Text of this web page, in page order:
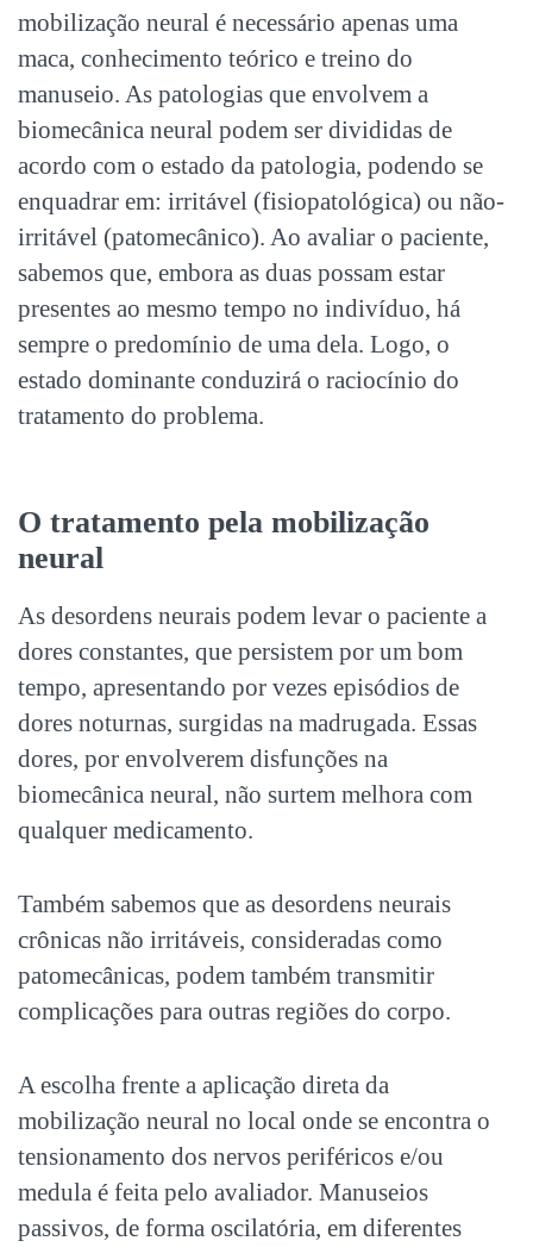
mobilização neural é necessário apenas uma
maca, conhecimento teórico e treino do
manuseio. As patologias que envolvem a
biomecânica neural podem ser divididas de
acordo com o estado da patologia, podendo se
enquadrar em: irritável (fisiopatológica) ou não-
irritável (patomecânico). Ao avaliar o paciente,
sabemos que, embora as duas possam estar
presentes ao mesmo tempo no indivíduo, há
sempre o predomínio de uma dela. Logo, o
estado dominante conduzirá o raciocínio do
tratamento do problema.
O tratamento pela mobilização
neural
As desordens neurais podem levar o paciente a
dores constantes, que persistem por um bom
tempo, apresentando por vezes episódios de
dores noturnas, surgidas na madrugada. Essas
dores, por envolverem disfunções na
biomecânica neural, não surtem melhora com
qualquer medicamento.
Também sabemos que as desordens neurais
crônicas não irritáveis, consideradas como
patomecânicas, podem também transmitir
complicações para outras regiões do corpo.
A escolha frente a aplicação direta da
mobilização neural no local onde se encontra o
tensionamento dos nervos periféricos e/ou
medula é feita pelo avaliador. Manuseios
passivos, de forma oscilatória, em diferentes